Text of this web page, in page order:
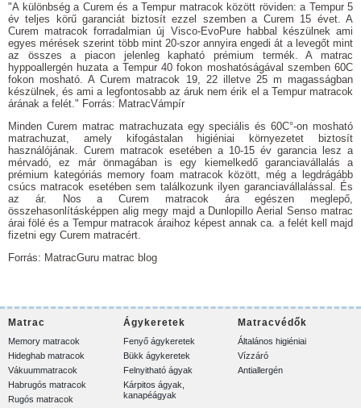
"A különbség a Curem és a Tempur matracok között röviden: a Tempur 5
év teljes körű garanciát biztosít ezzel szemben a Curem 15 évet. A
Curem matracok forradalmian új Visco-EvoPure habbal készülnek ami
egyes mérések szerint több mint 20-szor annyira engedi át a levegőt mint
az összes a piacon jelenleg kapható prémium termék. A matrac
hyppoallergén huzata a Tempur 40 fokon moshatóságával szemben 60C
fokon mosható. A Curem matracok 19, 22 illetve 25 m magasságban
készülnek, és ami a legfontosabb az áruk nem érik el a Tempur matracok
árának a felét." Forrás: MatracVámpír
Minden Curem matrac matrachuzata egy speciális és 60C°-on mosható
matrachuzat, amely kifogástalan higiéniai környezetet biztosít
használójának. Curem matracok esetében a 10-15 év garancia lesz a
mérvadó, ez már önmagában is egy kiemelkedő garanciavállalás a
prémium kategóriás memory foam matracok között, még a legdrágább
csúcs matracok esetében sem találkozunk ilyen garanciavállalással. És
az ár. Nos a Curem matracok ára egészen meglepő,
összehasonlításképpen alig megy majd a Dunlopillo Aerial Senso matrac
árai fölé és a Tempur matracok áraihoz képest annak ca. a felét kell majd
fizetni egy Curem matracért.
Forrás: MatracGuru matrac blog
Matrac
Memory matracok
Hideghab matracok
Vákuummatracok
Habrugós matracok
Rugós matracok
Ágykeretek
Fenyő ágykeretek
Bükk ágykeretek
Felnyitható ágyak
Kárpitos ágyak,
kanapéágyak
Matracvédők
Általános higiéniai
Vízzáró
Antiallergén